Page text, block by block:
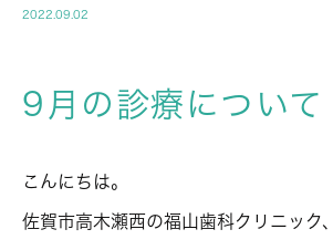
2022.09.02
9月の診療について
こんにちは。
佐賀市高木瀬西の福山歯科クリニック